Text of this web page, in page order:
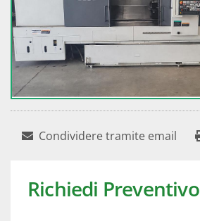
Condividere tramite email
Richiedi Preventivo